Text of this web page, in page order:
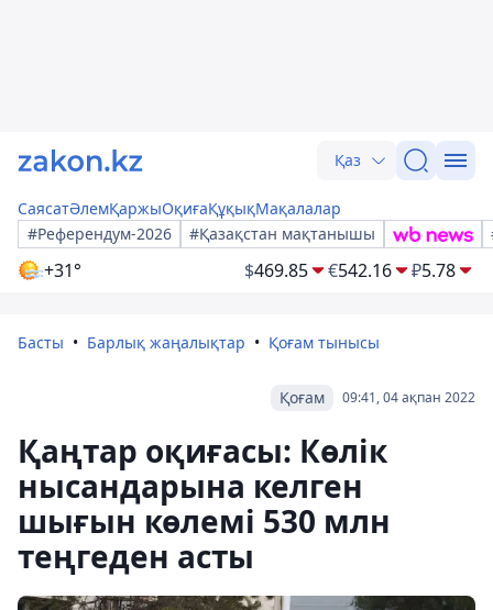
Қаз
СаясатӘлемҚаржыОқиғаҚұқықМақалалар
#Референдум-2026
#Қазақстан мақтанышы
+31° $469.85 €542.16 ₽5.78
Басты Барлық жаңалықтар Қоғам тынысы
09:41, 04 ақпан 2022
Қоғам
Қаңтар оқиғасы: Көлік
нысандарына келген
шығын көлемі 530 млн
теңгеден асты